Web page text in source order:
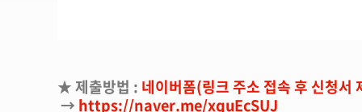
★ 제출방법 : 네이버폼(링크 주소 접속 후 신청서
→ https://naver.me/xquEcSUJ